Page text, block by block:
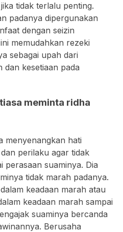
tidak terlalu penting.
padanya dipergunakan
dengan seizin
memudahkan rezeki
sebagai upah dari
dan kesetiaan pada
meminta ridha
menyenangkan hati
perilaku agar tidak
perasaan suaminya. Dia
tidak marah padanya.
keadaan marah atau
keadaan marah sampai
suaminya bercanda
Berusaha